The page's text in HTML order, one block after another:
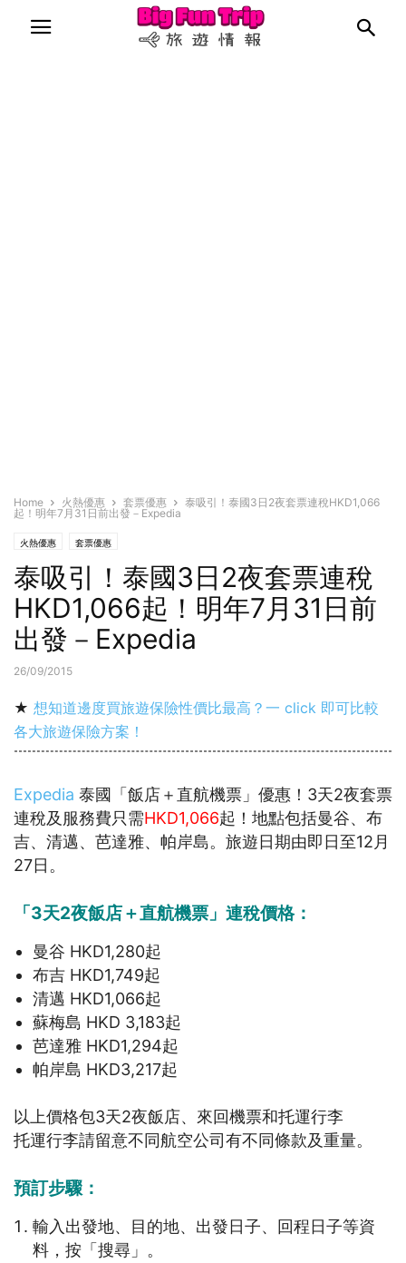
Home 火熱優惠 套票優惠
泰吸引！泰國3日2夜套票連稅HKD1,066
起！明年7月31日前出發－Expedia
火熱優惠 套票優惠
泰吸引！泰國3日2夜套票連稅
HKD1,066起！明年7月31日前
出發－Expedia
26/09/2015
★ 想知道邊度買旅遊保險性價比最高？一 click 即可比較
各大旅遊保險方案！
Expedia 泰國「飯店＋直航機票」優惠！3天2夜套票
連稅及服務費只需HKD1,066起！地點包括曼谷、布
吉、清邁、芭達雅、帕岸島。旅遊日期由即日至12月
27日。
「3天2夜飯店＋直航機票」連稅價格：
曼谷 HKD1,280起
布吉 HKD1,749起
清邁 HKD1,066起
蘇梅島 HKD 3,183起
芭達雅 HKD1,294起
帕岸島 HKD3,217起
以上價格包3天2夜飯店、來回機票和托運行李
托運行李請留意不同航空公司有不同條款及重量。
預訂步驟：
輸入出發地、目的地、出發日子、回程日子等資
料，按「搜尋」。